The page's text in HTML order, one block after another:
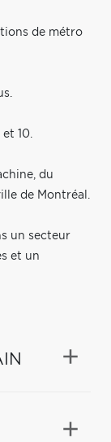
de métro
10.
du
de Montréal.
un secteur
et un